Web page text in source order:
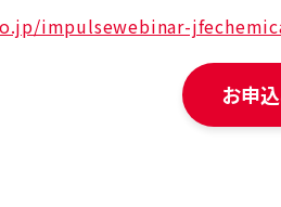
impulsewebinar-
お申